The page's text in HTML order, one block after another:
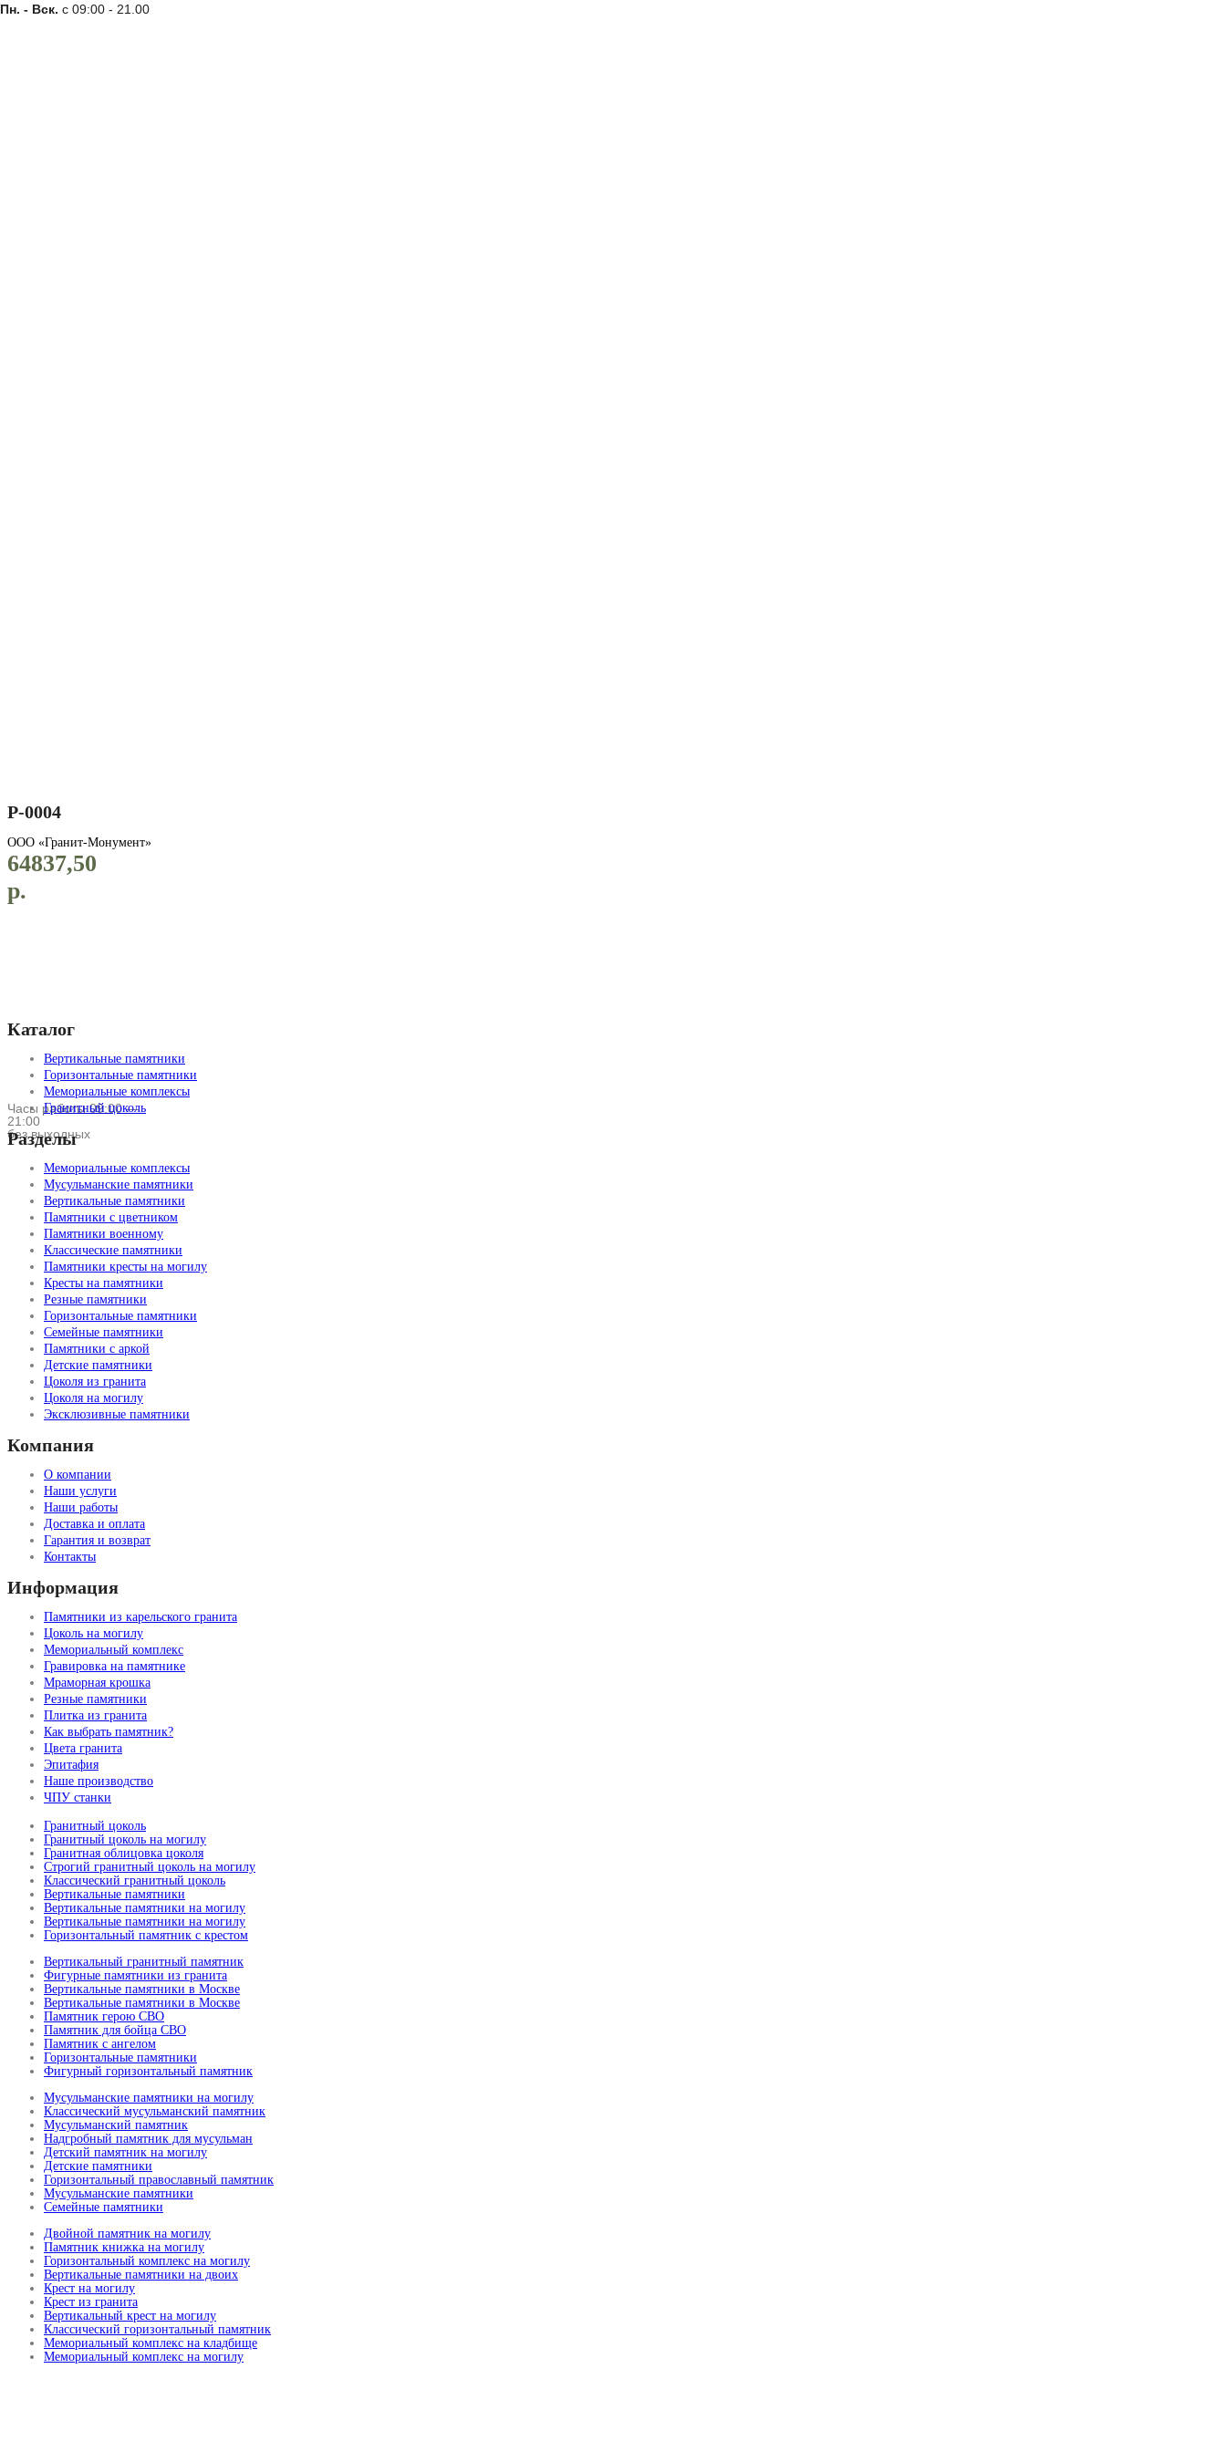
Пн. - Вск. с 09:00 - 21.00
Р-0004
ООО «Гранит-Монумент»
64837,50
р.
Часы работы 09:00 —
21:00
без выходных
Каталог
Вертикальные памятники
Горизонтальные памятники
Мемориальные комплексы
Гранитный цоколь
Разделы
Мемориальные комплексы
Мусульманские памятники
Вертикальные памятники
Памятники с цветником
Памятники военному
Классические памятники
Памятники кресты на могилу
Кресты на памятники
Резные памятники
Горизонтальные памятники
Семейные памятники
Памятники с аркой
Детские памятники
Цоколя из гранита
Цоколя на могилу
Эксклюзивные памятники
Компания
О компании
Наши услуги
Наши работы
Доставка и оплата
Гарантия и возврат
Контакты
Информация
Памятники из карельского гранита
Цоколь на могилу
Мемориальный комплекс
Гравировка на памятнике
Мраморная крошка
Резные памятники
Плитка из гранита
Как выбрать памятник?
Цвета гранита
Эпитафия
Наше производство
ЧПУ станки
Гранитный цоколь
Гранитный цоколь на могилу
Гранитная облицовка цоколя
Строгий гранитный цоколь на могилу
Классический гранитный цоколь
Вертикальные памятники
Вертикальные памятники на могилу
Вертикальные памятники на могилу
Горизонтальный памятник с крестом
Вертикальный гранитный памятник
Фигурные памятники из гранита
Вертикальные памятники в Москве
Вертикальные памятники в Москве
Памятник герою СВО
Памятник для бойца СВО
Памятник с ангелом
Горизонтальные памятники
Фигурный горизонтальный памятник
Мусульманские памятники на могилу
Классический мусульманский памятник
Мусульманский памятник
Надгробный памятник для мусульман
Детский памятник на могилу
Детские памятники
Горизонтальный православный памятник
Мусульманские памятники
Семейные памятники
Двойной памятник на могилу
Памятник книжка на могилу
Горизонтальный комплекс на могилу
Вертикальные памятники на двоих
Крест на могилу
Крест из гранита
Вертикальный крест на могилу
Классический горизонтальный памятник
Мемориальный комплекс на кладбище
Мемориальный комплекс на могилу